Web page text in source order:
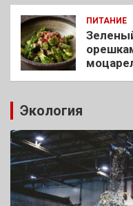
ПИТАНИЕ
Экология